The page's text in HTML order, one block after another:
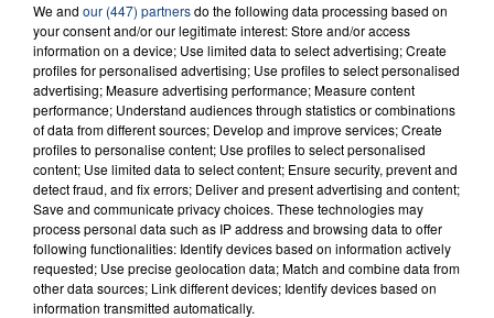
23 juillet 2026
INCENDIE MORTEL À LENS : UNE FEMME ET
SON BÉBÉ ENTRE LA VIE ET LA...
Un homme s'est immolé par le feu après avoir
aspergé sa compagne et leur bébé de trois mois
d'un liquide inflammable.
We and our (447) partnersdo the following data processing based on
your consent and/or our legitimate interest: Store and/or access
information on a device; Use limited data to select advertising; Create
profiles for personalised advertising; Use profiles to select personalised
advertising; Measure advertising performance; Measure content
performance; Understand audiences through statistics or combinations
of data from different sources; Develop and improve services; Create
profiles to personalise content; Use profiles to select personalised
content; Use limited data to select content; Ensure security, prevent and
detect fraud, and fix errors; Deliver and present advertising and content;
Save and communicate privacy choices. These technologies may
process personal data such as IP address and browsing data to offer
following functionalities: Identify devices based on information actively
requested; Use precise geolocation data; Match and combine data from
other data sources; Link different devices; Identify devices based on
information transmitted automatically.